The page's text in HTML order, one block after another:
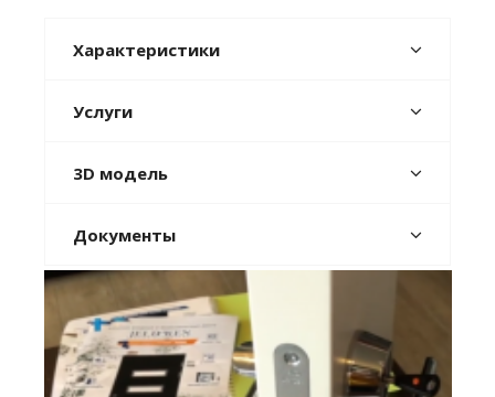
Характеристики
Услуги
3D модель
Документы